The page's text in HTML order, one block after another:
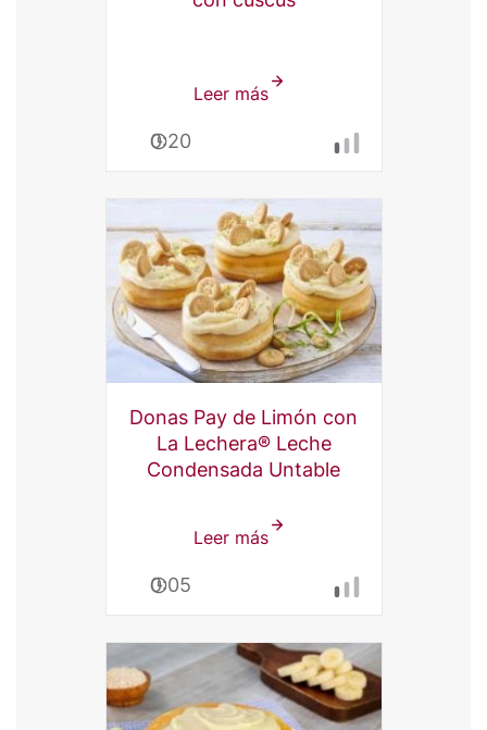
Leer mássobre
bourbon
con
cuscús
0:20
Donas Pay de Limón con
La Lechera® Leche
Condensada Untable
Leer mássobre
limón
0:05